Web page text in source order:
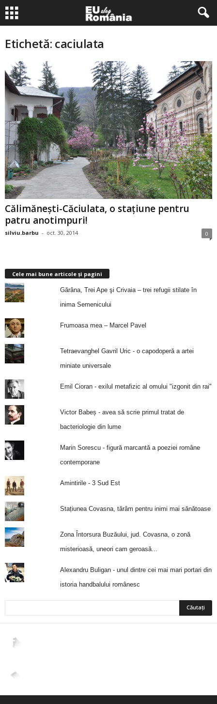
Etichetă: caciulata
Călimănești-Căciulata, o stațiune pentru
patru anotimpuri!
silviu.barbu - oct. 30, 2014 0
Cele mai bune articole și pagini
Gărâna, Trei Ape şi Crivaia – trei refugii stilate în
inima Semenicului
Frumoasa mea – Marcel Pavel
Tetraevanghel Gavril Uric - o capodoperă a artei
miniate universale
Emil Cioran - exilul metafizic al omului "izgonit din rai"
Victor Babeș - avea să scrie primul tratat de
bacteriologie din lume
Marin Sorescu - figură marcantă a poeziei române
contemporane
Amintirile - 3 Sud Est
Stațiunea Covasna, tărâm pentru inimi mai sănătoase
Zona Întorsura Buzăului, jud. Covasna, o zonă
misterioasă, uneori cam geroasă...
Alexandru Buligan - unul dintre cei mai mari portari din
istoria handbalului românesc
2,265
4,400